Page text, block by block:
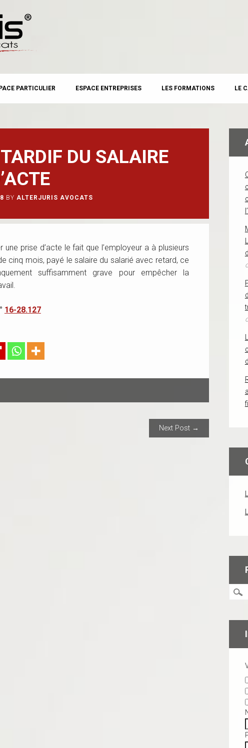
PARTICULIER ESPACE ENTREPRISES LES FORMATIONS LE
DU SALAIRE
BY ALTERJURIS AVOCATS
une prise d’acte le fait que l’employeur a à plusieurs
cinq mois, payé le salaire du salarié avec retard, ce
suffisamment grave pour empêcher la
16-28.127
Next Post →